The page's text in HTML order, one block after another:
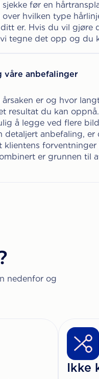
før en
over hvilken type
er. Hvis du vil gjøre
tegne det opp og du
våre anbefalinger
er og hvor
resultat du kan
å legge ved flere
detaljert anbefaling,
klientens
er grunnen til
nedenfor og
Ikke